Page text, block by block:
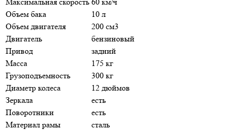
Объем бака
10 л
Объем двигателя
200 см3
Двигатель
бензиновый
Привод
задний
Масса
175 кг
Грузоподъемность
300 кг
Диаметр колеса
12 дюймов
Зеркала
есть
Поворотники
есть
Материал рамы
сталь